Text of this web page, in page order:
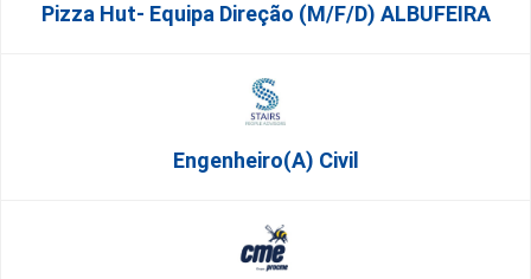
Pizza Hut- Equipa Direção (m/f/d) ALBUFEIRA
Engenheiro(a) Civil